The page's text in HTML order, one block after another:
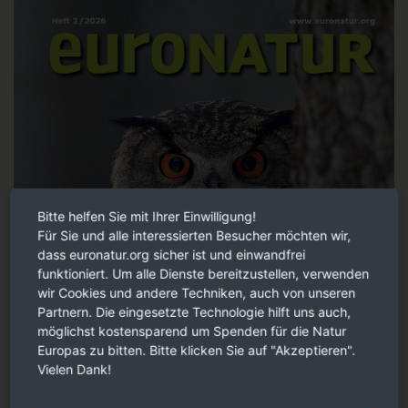
Bitte helfen Sie mit Ihrer Einwilligung!
Für Sie und alle interessierten Besucher möchten wir,
dass euronatur.org sicher ist und einwandfrei
funktioniert. Um alle Dienste bereitzustellen, verwenden
wir Cookies und andere Techniken, auch von unseren
Partnern. Die eingesetzte Technologie hilft uns auch,
möglichst kostensparend um Spenden für die Natur
Europas zu bitten. Bitte klicken Sie auf "Akzeptieren".
Vielen Dank!